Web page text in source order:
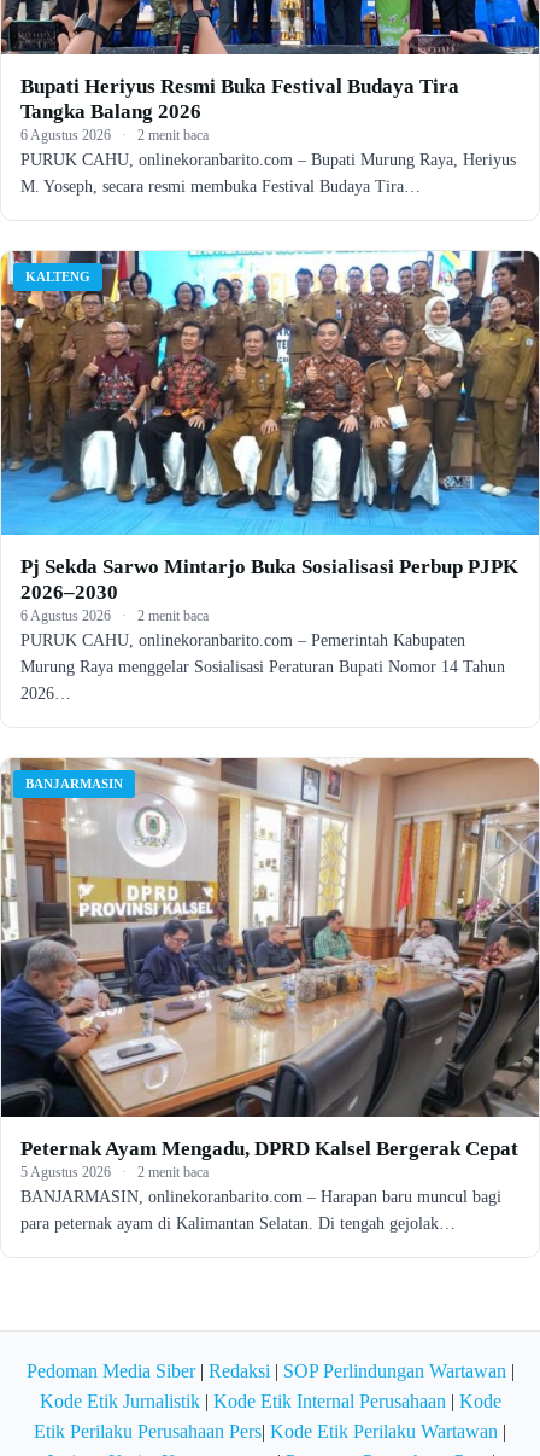
Bupati Heriyus Resmi Buka Festival Budaya Tira
Tangka Balang 2026
6 Agustus 2026 · 2 menit baca
PURUK CAHU, onlinekoranbarito.com – Bupati Murung Raya, Heriyus
M. Yoseph, secara resmi membuka Festival Budaya Tira…
KALTENG
Pj Sekda Sarwo Mintarjo Buka Sosialisasi Perbup PJPK
2026–2030
6 Agustus 2026 · 2 menit baca
PURUK CAHU, onlinekoranbarito.com – Pemerintah Kabupaten
Murung Raya menggelar Sosialisasi Peraturan Bupati Nomor 14 Tahun
2026…
BANJARMASIN
Peternak Ayam Mengadu, DPRD Kalsel Bergerak Cepat
5 Agustus 2026 · 2 menit baca
BANJARMASIN, onlinekoranbarito.com – Harapan baru muncul bagi
para peternak ayam di Kalimantan Selatan. Di tengah gejolak…
Pedoman Media Siber| Redaksi | SOP Perlindungan Wartawan |
Kode Etik Jurnalistik| Kode Etik Internal Perusahaan | Kode
Etik Perilaku Perusahaan Pers| Kode Etik Perilaku Wartawan |